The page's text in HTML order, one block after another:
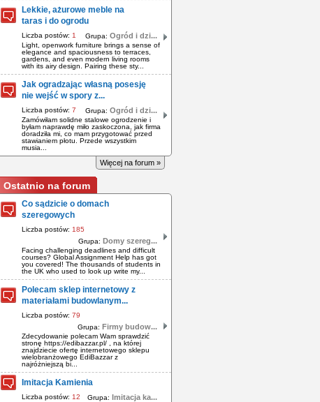
Lekkie, ażurowe meble na
taras i do ogrodu
Liczba postów: 1 Grupa: Ogród i dzi...
Light, openwork furniture brings a sense of
elegance and spaciousness to terraces,
gardens, and even modern living rooms
with its airy design. Pairing these sty...
Jak ogradzając własną posesję
nie wejść w spory z...
Liczba postów: 7 Grupa: Ogród i dzi...
Zamówiłam solidne stalowe ogrodzenie i
byłam naprawdę miło zaskoczona, jak firma
doradziła mi, co mam przygotować przed
stawianiem płotu. Przede wszystkim
musia...
Więcej na forum »
Ostatnio na forum
Co sądzicie o domach
szeregowych
Liczba postów: 185
Grupa: Domy szereg...
Facing challenging deadlines and difficult
courses? Global Assignment Help has got
you covered! The thousands of students in
the UK who used to look up write my...
Polecam sklep internetowy z
materiałami budowlanym...
Liczba postów: 79
Grupa: Firmy budow...
Zdecydowanie polecam Wam sprawdzić
stronę https://edibazzar.pl/ , na której
znajdziecie ofertę internetowego sklepu
wielobranżowego EdiBazzar z
najróżniejszą bi...
Imitacja Kamienia
Liczba postów: 12 Grupa: Imitacja ka...